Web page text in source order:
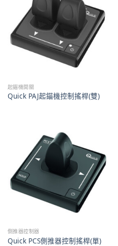
起錨機開關
Quick PAJ起錨機控制搖桿(雙)
側推器控制器
Quick PCS側推器控制搖桿(單)